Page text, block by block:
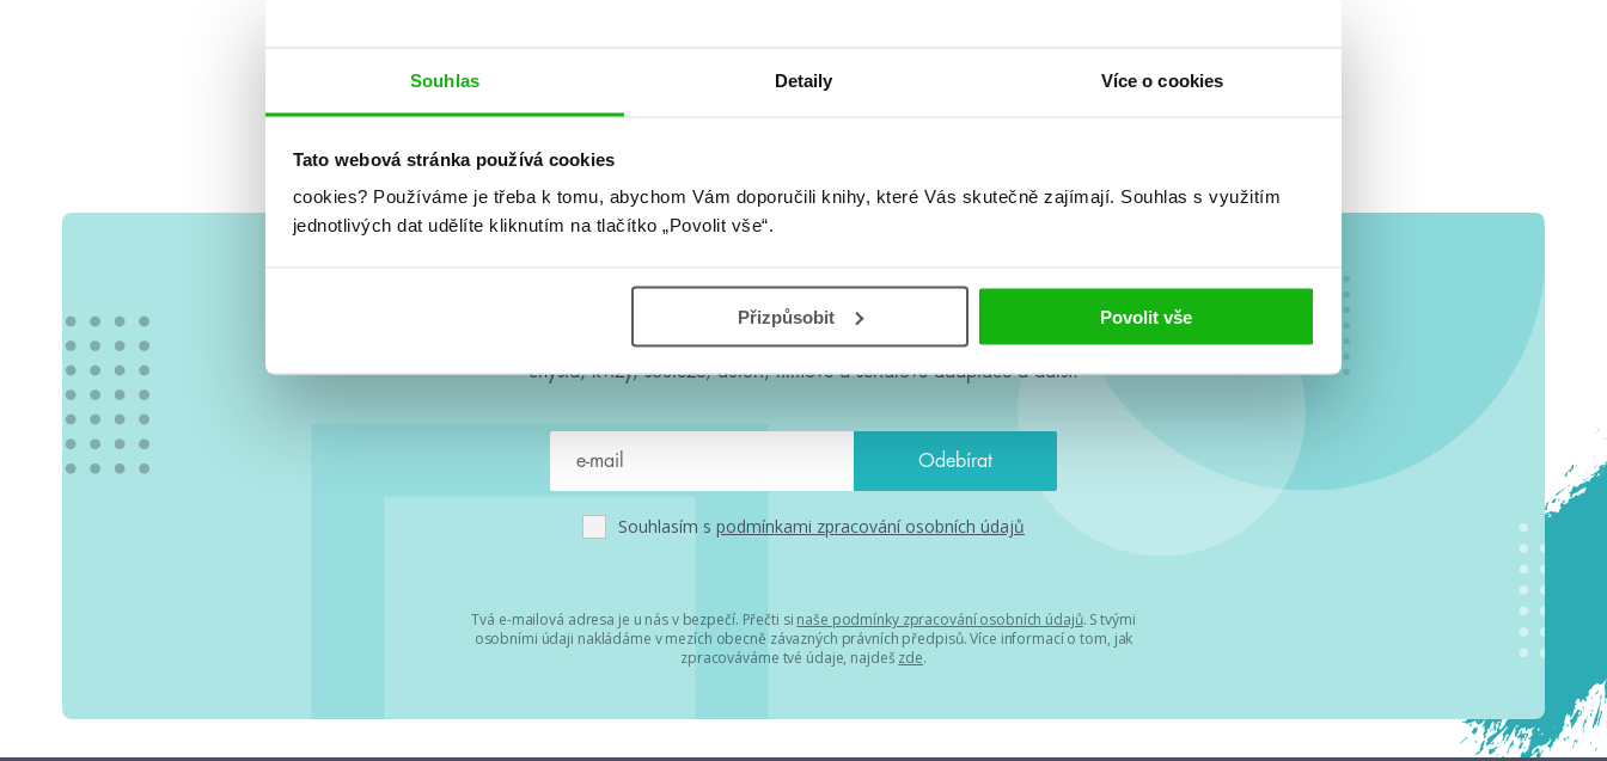
Souhlas Detaily Více o cookies
Tato webová stránka používá cookies
cookies? Používáme je třeba k tomu, abychom Vám doporučili knihy, které Vás skutečně zajímají. Souhlas s využitím
jednotlivých dat udělíte kliknutím na tlačítko „Povolit vše“.
Přizpůsobit Povolit vše
#HumbookNews
Vše kolem #youngadult každý měsíc rovnou do mailu! Nové knihy, co se
chystá, kvízy, soutěže, autoři, filmové a seriálové adaptace a další.
Souhlasím s podmínkami zpracování osobních údajů
Tvá e-mailová adresa je u nás v bezpečí. Přečti si naše podmínky zpracování osobních údajů. S tvými
osobními údaji nakládáme v mezích obecně závazných právních předpisů. Více informací o tom, jak
zpracováváme tvé údaje, najdeš zde.